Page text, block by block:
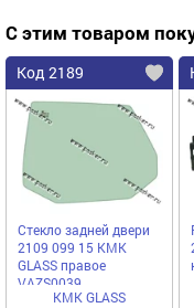
С этим товаром
Код 2189
Стекло задней двери
2109 099 15 КМК
GLASS правое
VAZS0039
КМК GLASS